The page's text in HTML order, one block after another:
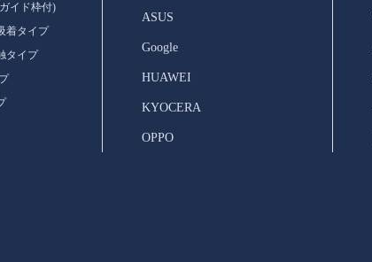
イド枠付)
着タイプ
タイプ
ASUS
Google
HUAWEI
KYOCERA
OPPO